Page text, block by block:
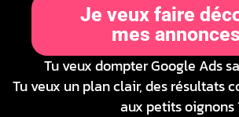
Je veux faire
mes annonces
Tu veux dompter Google Ads
Tu veux un plan clair, des résultats
aux petits oignons